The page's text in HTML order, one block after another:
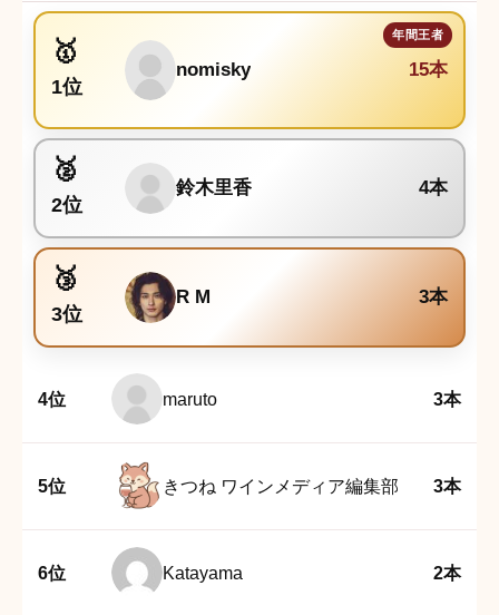
1位
nomisky 15本
2位
鈴木里香 4本
3位
R M 3本
4位 maruto 3本
5位 きつね ワインメディア編集部 3本
6位 Katayama 2本